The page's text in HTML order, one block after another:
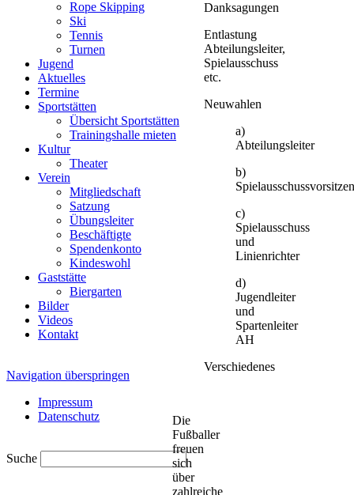
Rope Skipping
Ski
Tennis
Turnen
Jugend
Aktuelles
Termine
Sportstätten
Übersicht Sportstätten
Trainingshalle mieten
Kultur
Theater
Verein
Mitgliedschaft
Satzung
Übungsleiter
Beschäftigte
Spendenkonto
Kindeswohl
Gaststätte
Biergarten
Bilder
Videos
Kontakt
Navigation überspringen
Impressum
Datenschutz
Suche
Danksagungen
Entlastung
Abteilungsleiter,
Spielausschuss
etc.
Neuwahlen
a)
Abteilungsleiter
b)
c)
Spielausschuss
und
Linienrichter
d)
Jugendleiter
und
Spartenleiter
AH
Verschiedenes
Die
Fußballer
freuen
sich
über
zahlreiche